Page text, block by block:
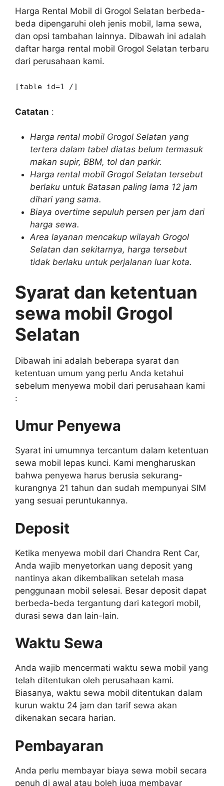
Harga Rental Mobil di Grogol Selatan berbeda-
beda dipengaruhi oleh jenis mobil, lama sewa,
dan opsi tambahan lainnya. Dibawah ini adalah
daftar harga rental mobil Grogol Selatan terbaru
dari perusahaan kami.
[table id=1 /]
Catatan :
Harga rental mobil Grogol Selatan yang
tertera dalam tabel diatas belum termasuk
makan supir, BBM, tol dan parkir.
Harga rental mobil Grogol Selatan tersebut
berlaku untuk Batasan paling lama 12 jam
dihari yang sama.
Biaya overtime sepuluh persen per jam dari
harga sewa.
Area layanan mencakup wilayah Grogol
Selatan dan sekitarnya, harga tersebut
tidak berlaku untuk perjalanan luar kota.
Syarat dan ketentuan
sewa mobil Grogol
Selatan
Dibawah ini adalah beberapa syarat dan
ketentuan umum yang perlu Anda ketahui
sebelum menyewa mobil dari perusahaan kami
:
Umur Penyewa
Syarat ini umumnya tercantum dalam ketentuan
sewa mobil lepas kunci. Kami mengharuskan
bahwa penyewa harus berusia sekurang-
kurangnya 21 tahun dan sudah mempunyai SIM
yang sesuai peruntukannya.
Deposit
Ketika menyewa mobil dari Chandra Rent Car,
Anda wajib menyetorkan uang deposit yang
nantinya akan dikembalikan setelah masa
penggunaan mobil selesai. Besar deposit dapat
berbeda-beda tergantung dari kategori mobil,
durasi sewa dan lain-lain.
Waktu Sewa
Anda wajib mencermati waktu sewa mobil yang
telah ditentukan oleh perusahaan kami.
Biasanya, waktu sewa mobil ditentukan dalam
kurun waktu 24 jam dan tarif sewa akan
dikenakan secara harian.
Pembayaran
Anda perlu membayar biaya sewa mobil secara
penuh di awal atau boleh juga membayar